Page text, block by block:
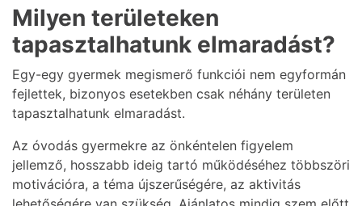
Milyen területeken
tapasztalhatunk elmaradást?
Egy-egy gyermek megismerő funkciói nem egyformán
fejlettek, bizonyos esetekben csak néhány területen
tapasztalhatunk elmaradást.
Az óvodás gyermekre az önkéntelen figyelem
jellemző, hosszabb ideig tartó működéséhez többszöri
motivációra, a téma újszerűségére, az aktivitás